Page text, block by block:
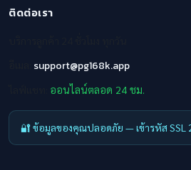
ติดต่อเรา
support@pg168k.app
ออนไลน์ตลอด 24 ชม.
🔐 ข้อมูลของคุณปลอดภัย — เข้ารหัส SSL